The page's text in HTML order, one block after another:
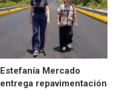
Estefanía Mercado
entrega repavimentación